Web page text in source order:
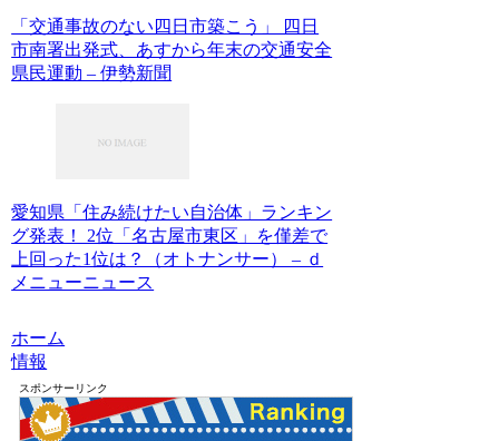
「交通事故のない四日市築こう」 四日
市南署出発式、あすから年末の交通安全
県民運動 – 伊勢新聞
愛知県「住み続けたい自治体」ランキン
グ発表！ 2位「名古屋市東区」を僅差で
上回った1位は？（オトナンサー） – ｄ
メニューニュース
ホーム
情報
スポンサーリンク